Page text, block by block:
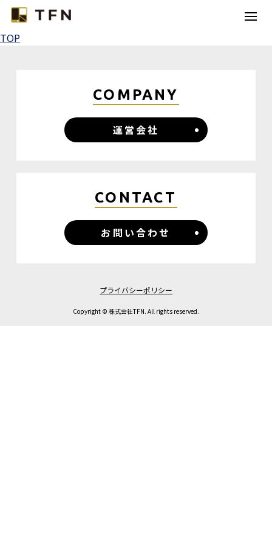
コラボレーション
カテゴリー
TOP
COMPANY
運営会社
CONTACT
お問い合わせ
プライバシーポリシー
Copyright © 株式会社TFN. All rights reserved.